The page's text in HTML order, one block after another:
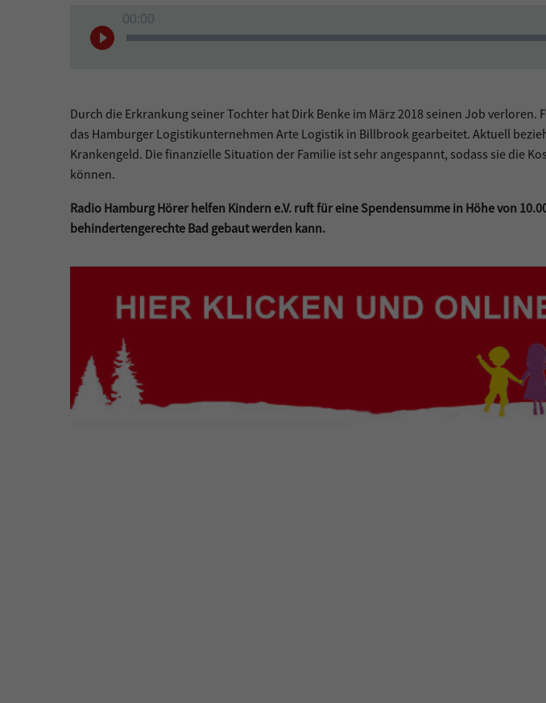
Player
00:00
Durch die Erkrankung seiner Tochter hat Dirk Benke im März 2018 seinen Job
das Hamburger Logistikunternehmen Arte Logistik in Billbrook gearbeitet. Aktuell
Krankengeld. Die finanzielle Situation der Familie ist sehr angespannt, sodass sie die
können.
Radio Hamburg Hörer helfen Kindern e.V. ruft für eine Spendensumme in Höhe von
behindertengerechte Bad gebaut werden kann.